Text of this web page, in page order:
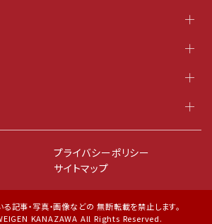
プライバシーポリシー
サイトマップ
記事・写真・画像などの 無断転載を禁止します。
KANAZAWA All Rights Reserved.